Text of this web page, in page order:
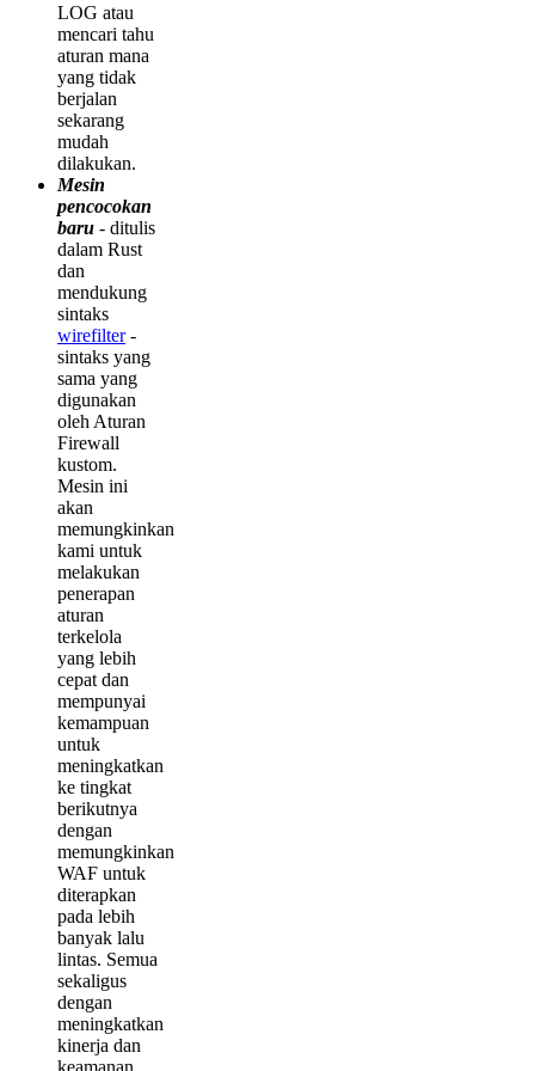
LOG atau
mencari tahu
aturan mana
yang tidak
berjalan
sekarang
mudah
dilakukan.
Mesin
pencocokan
baru - ditulis
dalam Rust
dan
mendukung
sintaks
wirefilter-
sintaks yang
sama yang
digunakan
oleh Aturan
Firewall
kustom.
Mesin ini
akan
memungkinkan
kami untuk
melakukan
penerapan
aturan
terkelola
yang lebih
cepat dan
mempunyai
kemampuan
untuk
meningkatkan
ke tingkat
berikutnya
dengan
memungkinkan
WAF untuk
diterapkan
pada lebih
banyak lalu
lintas. Semua
sekaligus
dengan
meningkatkan
kinerja dan